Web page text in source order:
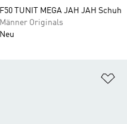
F50 TUNIT MEGA JAH JAH Schuh
Männer Originals
Neu